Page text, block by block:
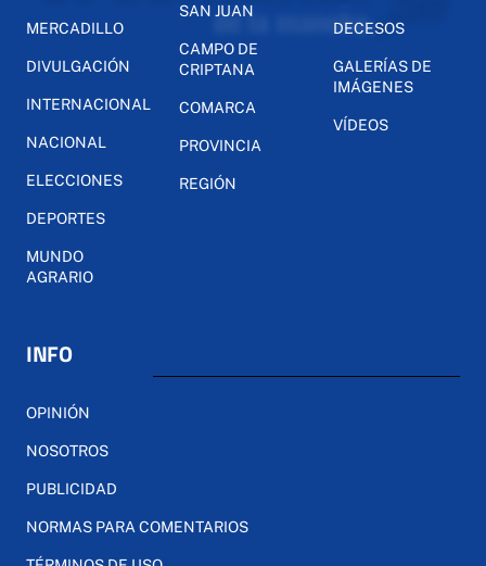
MERCADILLO
DIVULGACIÓN
INTERNACIONAL
NACIONAL
ELECCIONES
DEPORTES
MUNDO
AGRARIO
SAN JUAN
CAMPO DE
CRIPTANA
COMARCA
PROVINCIA
REGIÓN
DECESOS
GALERÍAS DE
IMÁGENES
VÍDEOS
INFO
OPINIÓN
NOSOTROS
PUBLICIDAD
NORMAS PARA COMENTARIOS